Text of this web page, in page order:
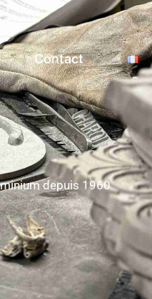
Contact
depuis 1960